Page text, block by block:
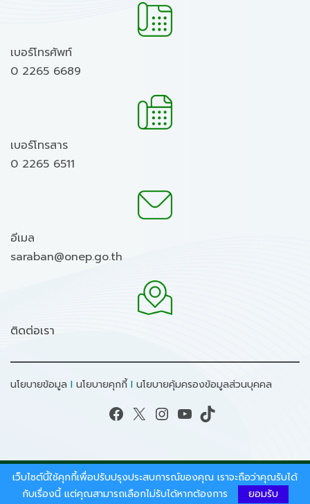
เบอร์โทรศัพท์
0 2265 6689
เบอร์โทรสาร
0 2265 6511
อีเมล
saraban@onep.go.th
ติดต่อเรา
นโยบายข้อมูล I นโยบายคุกกี้ I นโยบายคุ้มครองข้อมูลส่วนบุคคล
Facebook X Instagram YouTube TikTok
สงวนลิขสิทธิ์ © 2026 - สำนักงานนโยบายและแผน
ทรัพยากรธรรมชาติและสิ่งแวดล้อม.
เว็บไซต์นี้ใช้คุกกี้เพื่อปรับปรุงประสบการณ์ของคุณ เราจะถือว่าคุณรับได้
กับเรื่องนี้ แต่คุณสามารถเลือกไม่รับได้หากต้องการ
ยอมรับ